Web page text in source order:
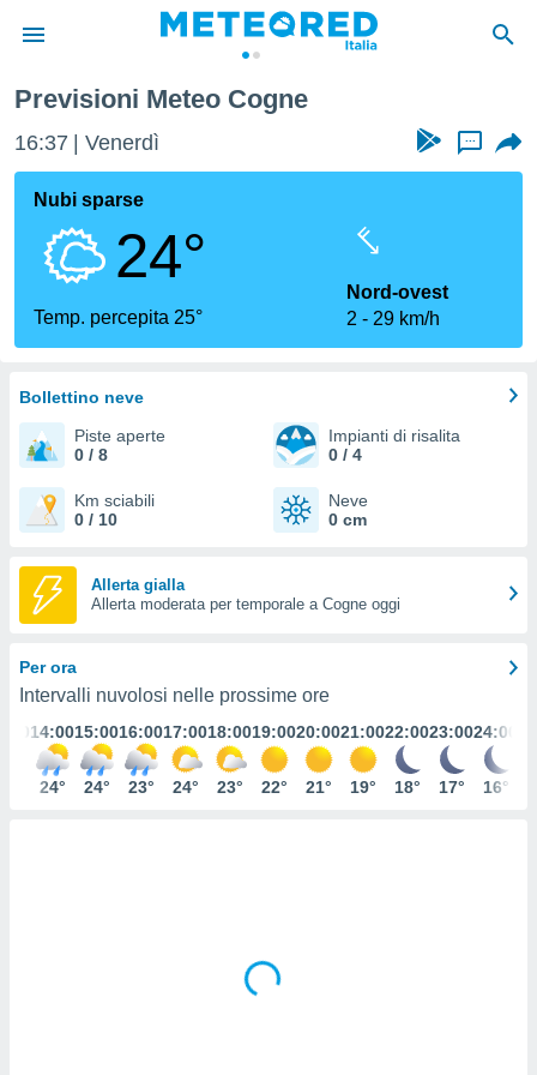
di
per
le
di
Web
le
simili,
ACCETTA
CONTINUA
IMPOSTAZIONI
Previsioni Meteo Cogne
16:37 Venerdì ...
Nubi sparse
24°
Temp. percepita 25°
Nord-ovest
2
29 km/h
Bollettino neve
Piste aperte
0 / 8
Impianti di risalita
0 / 4
Km sciabili
0 / 10
Neve
0 cm
Allerta gialla
Allerta moderata per temporale a Cogne oggi
Per ora
Intervalli nuvolosi nelle prossime ore
14:00
24°
15:00
24°
16:00
23°
17:00
24°
18:00
23°
19:00
22°
20:00
21°
21:00
19°
22:00
18°
23:00
17°
24:00
16°